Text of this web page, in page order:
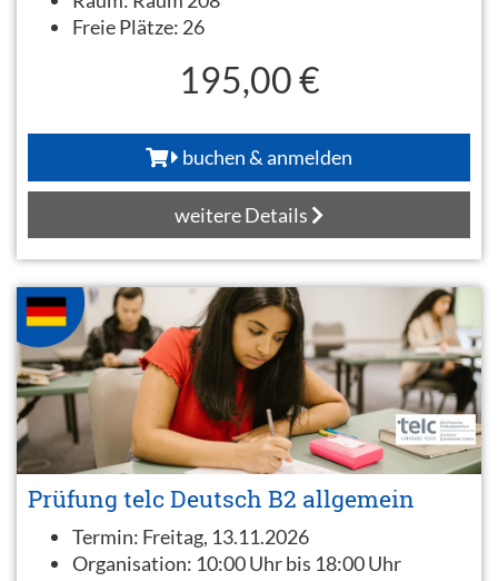
Freie Plätze: 26
195,00 €
buchen & anmelden
weitere Details
Prüfung telc Deutsch B2 allgemein
Termin: Freitag, 13.11.2026
Organisation: 10:00 Uhr bis 18:00 Uhr